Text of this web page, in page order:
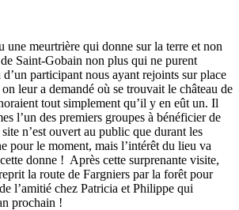
une meurtrière qui donne sur la terre et non
Saint-Gobain non plus qui ne purent
participant nous ayant rejoints sur place
leur a demandé où se trouvait le château de
tout simplement qu’il y en eût un. Il
l’un des premiers groupes à bénéficier de
n’est ouvert au public que durant les
pour le moment, mais l’intérêt du lieu va
donne ! Après cette surprenante visite,
la route de Fargniers par la forêt pour
l’amitié chez Patricia et Philippe qui
prochain !